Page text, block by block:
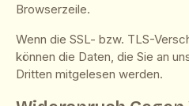
Browserzeile.
Wenn die SSL- bzw. TLS-
können die Daten, die Sie an
Dritten mitgelesen werden.